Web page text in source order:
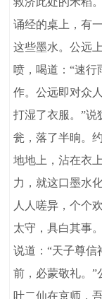
诵经的桌上，有
这些墨水。公远
喷，喝道：“速行
作。公远即对众
打湿了衣服。”说
瓮，落了半晌。
地地上，沾在衣
力，就这口墨水
人人嗟异，个个
太守，具白其事
说道：“天子尊信
前，必蒙敬礼。”
叶二仙在京师，